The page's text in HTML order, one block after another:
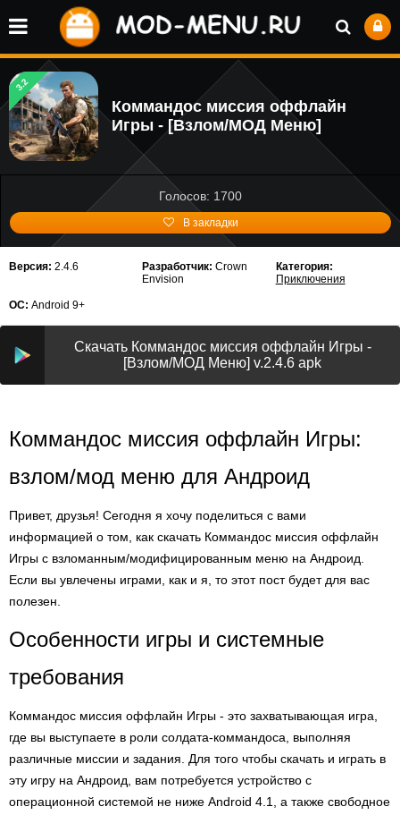
3.2
Коммандос миссия оффлайн
Игры - [Взлом/МОД Меню]
Голосов: 1700
В закладки
Версия: 2.4.6 Разработчик: Crown
Envision
Категория:
Приключения
ОС: Android 9+
Скачать Коммандос миссия оффлайн Игры -
[Взлом/МОД Меню] v.2.4.6 apk
Коммандос миссия оффлайн Игры:
взлом/мод меню для Андроид
Привет, друзья! Сегодня я хочу поделиться с вами
информацией о том, как скачать Коммандос миссия оффлайн
Игры с взломанным/модифицированным меню на Андроид.
Если вы увлечены играми, как и я, то этот пост будет для вас
полезен.
Особенности игры и системные
требования
Коммандос миссия оффлайн Игры - это захватывающая игра,
где вы выступаете в роли солдата-коммандоса, выполняя
различные миссии и задания. Для того чтобы скачать и играть в
эту игру на Андроид, вам потребуется устройство с
операционной системой не ниже Android 4.1, а также свободное